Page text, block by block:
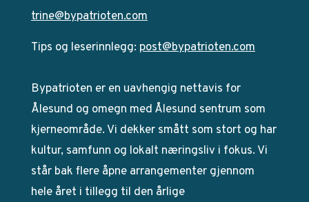
trine@bypatrioten.com
Tips og leserinnlegg: post@bypatrioten.com
Bypatrioten er en uavhengig nettavis for
Ålesund og omegn med Ålesund sentrum som
kjerneområde. Vi dekker smått som stort og har
kultur, samfunn og lokalt næringsliv i fokus. Vi
står bak flere åpne arrangementer gjennom
hele året i tillegg til den årlige